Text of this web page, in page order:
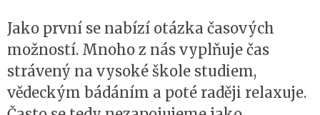
Jako první se nabízí otázka časových
možností. Mnoho z nás vyplňuje čas
strávený na vysoké škole studiem,
vědeckým bádáním a poté raději relaxuje.